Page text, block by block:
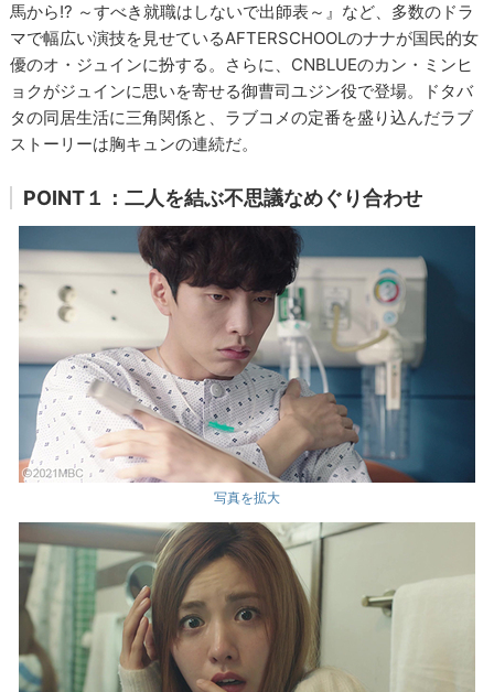
馬から!? ～すべき就職はしないで出師表～』など、多数のドラ
マで幅広い演技を見せているAFTERSCHOOLのナナが国民的女
優のオ・ジュインに扮する。さらに、CNBLUEのカン・ミンヒ
ョクがジュインに思いを寄せる御曹司ユジン役で登場。ドタバ
タの同居生活に三角関係と、ラブコメの定番を盛り込んだラブ
ストーリーは胸キュンの連続だ。
POINT１：二人を結ぶ不思議なめぐり合わせ
写真を拡大